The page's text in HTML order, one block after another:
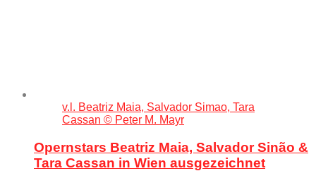
v.l. Beatriz Maia, Salvador Simao, Tara
Cassan © Peter M. Mayr
Opernstars Beatriz Maia, Salvador Sinão &
Tara Cassan in Wien ausgezeichnet